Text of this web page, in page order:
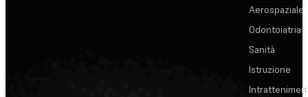
Aerospaziale
Odontoiatria
Sanità
Istruzione